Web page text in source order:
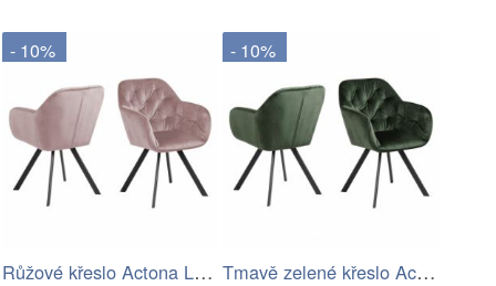
- 10%
Růžové křeslo Actona Lola Auto
- 10%
Tmavě zelené křeslo Actona Lola Auto